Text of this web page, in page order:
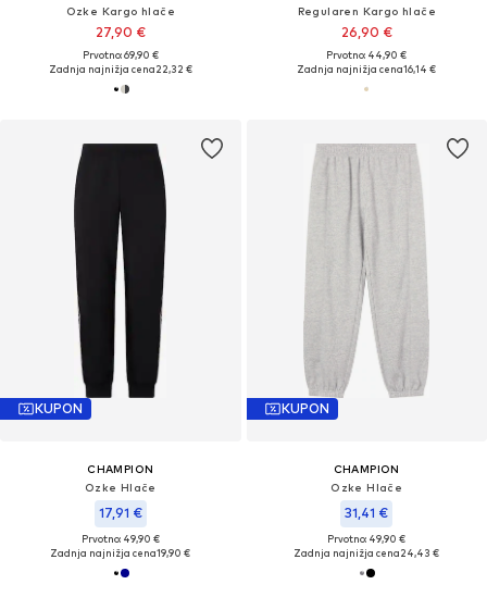
Ozke Kargo hlače
27,90 €
Prvotno: 69,90 €
Zadnja najnižja cena22,32 €
Regularen Kargo hlače
26,90 €
Prvotno: 44,90 €
Zadnja najnižja cena16,14 €
KUPON
CHAMPION
Ozke Hlače
17,91 €
Prvotno: 49,90 €
Zadnja najnižja cena19,90 €
KUPON
CHAMPION
Ozke Hlače
31,41 €
Prvotno: 49,90 €
Zadnja najnižja cena24,43 €